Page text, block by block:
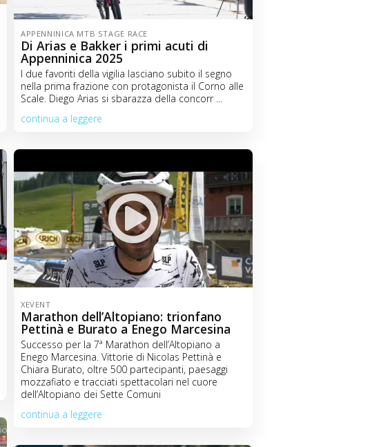
APPENNINICA MTB STAGE RACE
Di Arias e Bakker i primi acuti di
Appenninica 2025
I due favoriti della vigilia lasciano subito il segno
nella prima frazione con protagonista il Corno alle
Scale. Diego Arias si sbarazza della concorr ...
continua a leggere
XEVENT
Marathon dell’Altopiano: trionfano
Pettinà e Burato a Enego Marcesina
Successo per la 7ª Marathon dell’Altopiano a
Enego Marcesina. Vittorie di Nicolas Pettinà e
Chiara Burato, oltre 500 partecipanti, paesaggi
mozzafiato e tracciati spettacolari nel cuore
dell’Altopiano dei Sette Comuni
continua a leggere